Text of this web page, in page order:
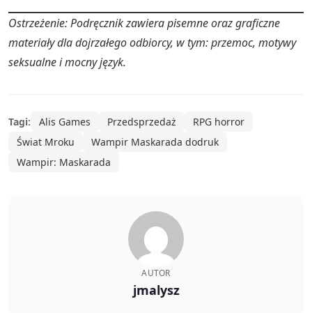
Ostrzeżenie: Podręcznik zawiera pisemne oraz graficzne
materiały dla dojrzałego odbiorcy, w tym: przemoc, motywy
seksualne i mocny język.
Tagi: Alis Games Przedsprzedaż
RPG horror
Świat Mroku
Wampir Maskarada dodruk
Wampir: Maskarada
AUTOR
jmalysz